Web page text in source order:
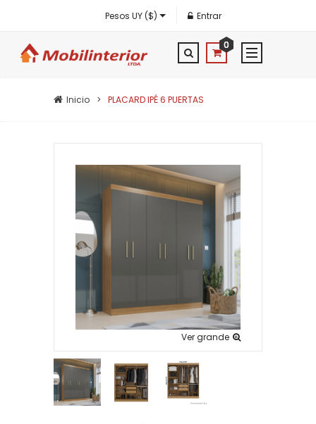
Pesos UY ($) Entrar
0
Inicio PLACARD IPÉ 6 PUERTAS
Ver grande